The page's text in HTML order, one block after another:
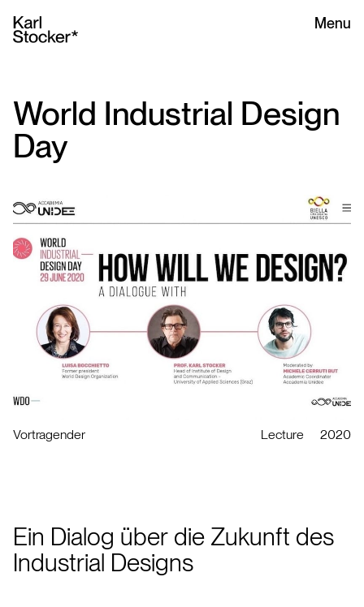
Menu
World Industrial Design
Day
Lecture 2020
Vortragender
Ein Dialog über die Zukunft des
Industrial Designs